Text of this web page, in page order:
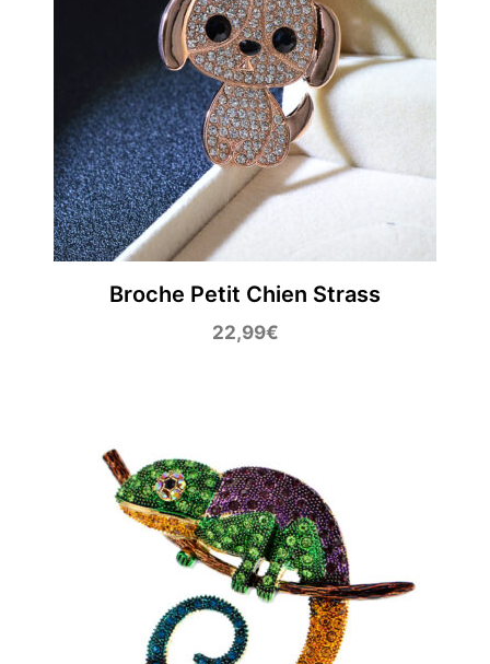
Broche Petit Chien Strass
22,99€